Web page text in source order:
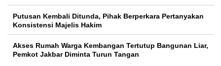
Putusan Kembali Ditunda, Pihak Berperkara Pertanyakan
Konsistensi Majelis Hakim
Akses Rumah Warga Kembangan Tertutup Bangunan Liar,
Pemkot Jakbar Diminta Turun Tangan